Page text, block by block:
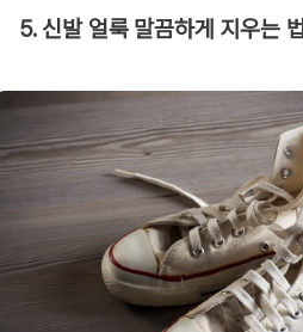
5. 신발 얼룩 말끔하게 지우는 법